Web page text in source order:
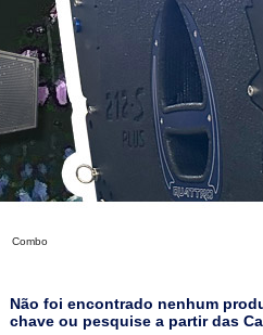
Combo
Não foi encontrado nenhum
chave ou pesquise a partir das